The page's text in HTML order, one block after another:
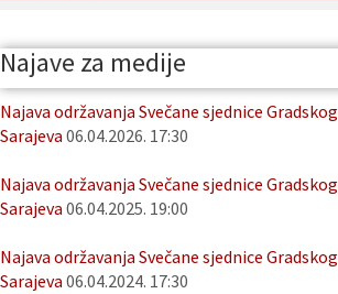
Najave za medije
Najava održavanja Svečane sjednice
Sarajeva 06.04.2026. 17:30
Najava održavanja Svečane sjednice
Sarajeva 06.04.2025. 19:00
Najava održavanja Svečane sjednice
Sarajeva 06.04.2024. 17:30